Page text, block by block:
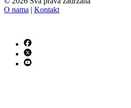
O nama | Kontakt